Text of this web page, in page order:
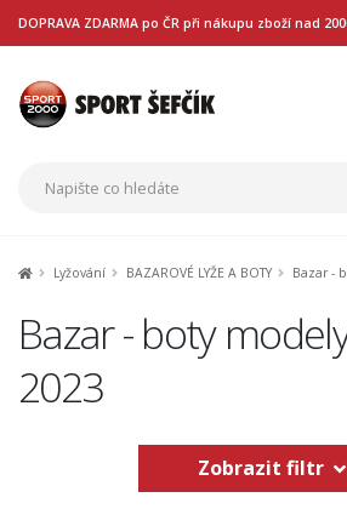
DOPRAVA ZDARMA po ČR při nákupu zboží nad
Lyžování BAZAROVÉ LYŽE A BOTY Bazar -
Bazar - boty
2023
Zobrazit filtr